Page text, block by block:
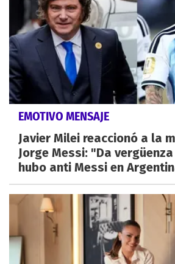
EMOTIVO MENSAJE
Javier Milei reaccionó a la
Jorge Messi: "Da
hubo anti Messi en